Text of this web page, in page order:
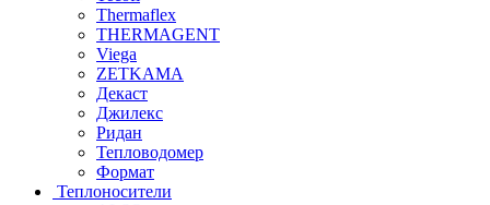
Thermaflex
THERMAGENT
Viega
ZETKAMA
Декаст
Джилекс
Ридан
Тепловодомер
Формат
Теплоносители